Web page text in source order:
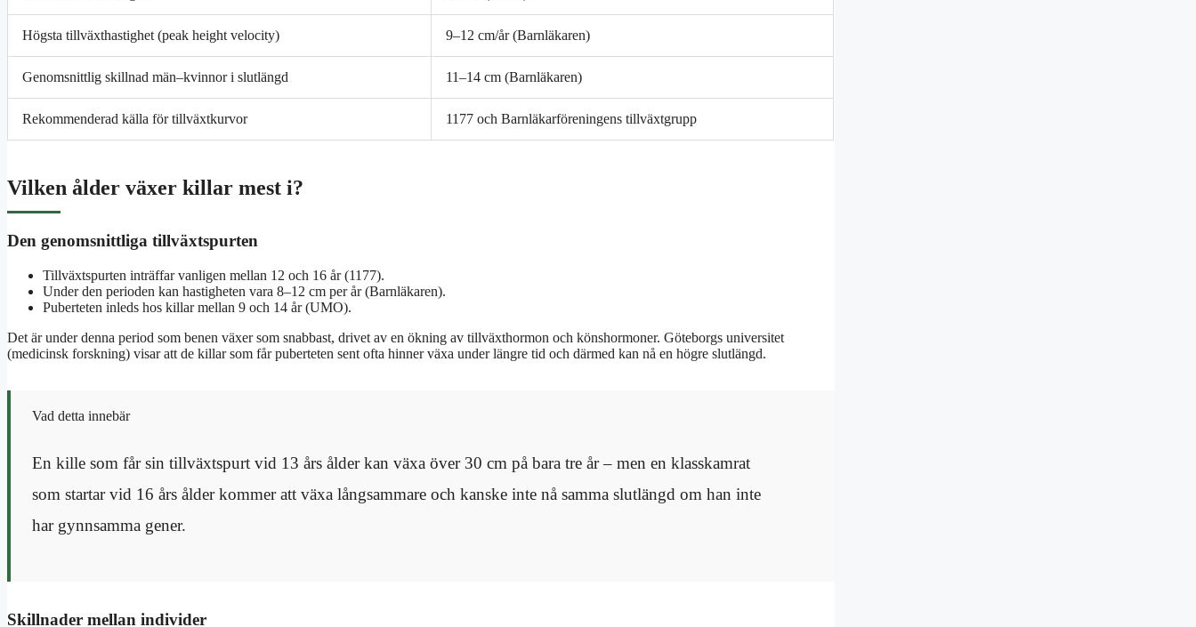
Högsta tillväxthastighet (peak height velocity) 9–12 cm/år (Barnläkaren)
Genomsnittlig skillnad män–kvinnor i slutlängd 11–14 cm (Barnläkaren)
Rekommenderad källa för tillväxtkurvor 1177 och Barnläkarföreningens tillväxtgrupp
Vilken ålder växer killar mest i?
Den genomsnittliga tillväxtspurten
Tillväxtspurten inträffar vanligen mellan 12 och 16 år (1177).
Under den perioden kan hastigheten vara 8–12 cm per år (Barnläkaren).
Puberteten inleds hos killar mellan 9 och 14 år (UMO).
Det är under denna period som benen växer som snabbast, drivet av en ökning av tillväxthormon och könshormoner. Göteborgs universitet
(medicinsk forskning) visar att de killar som får puberteten sent ofta hinner växa under längre tid och därmed kan nå en högre slutlängd.
Vad detta innebär
En kille som får sin tillväxtspurt vid 13 års ålder kan växa över 30 cm på bara tre år – men en klasskamrat
som startar vid 16 års ålder kommer att växa långsammare och kanske inte nå samma slutlängd om han inte
har gynnsamma gener.
Skillnader mellan individer